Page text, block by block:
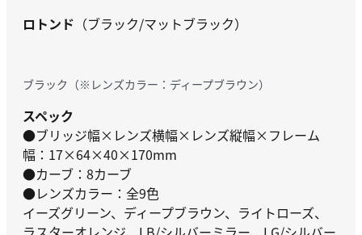
ロトンド （ブラック/マットブラック）
ブラック（※レンズカラー：ディープブラウン）
スペック
●ブリッジ幅×レンズ横幅×レンズ縦幅×フレーム
幅：17×64×40×170mm
●カーブ：8カーブ
●レンズカラー：全9色
イーズグリーン、ディープブラウン、ライトローズ、